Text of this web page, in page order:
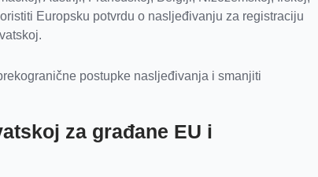
Europsku potvrdu o nasljeđivanju za registraciju
postupke nasljeđivanja i smanjiti
za građane EU i